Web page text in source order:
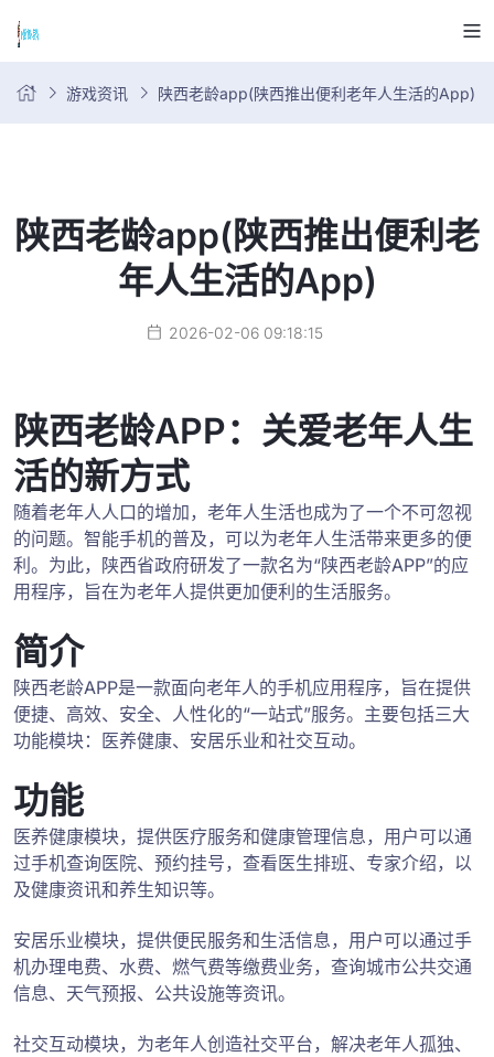
游戏资讯 陕西老龄app(陕西推出便利老年人生活的App)
陕西老龄app(陕西推出便利老
年人生活的App)
2026-02-06 09:18:15
陕西老龄APP：关爱老年人生
活的新方式
随着老年人人口的增加，老年人生活也成为了一个不可忽视
的问题。智能手机的普及，可以为老年人生活带来更多的便
利。为此，陕西省政府研发了一款名为“陕西老龄APP”的应
用程序，旨在为老年人提供更加便利的生活服务。
简介
陕西老龄APP是一款面向老年人的手机应用程序，旨在提供
便捷、高效、安全、人性化的“一站式”服务。主要包括三大
功能模块：医养健康、安居乐业和社交互动。
功能
医养健康模块，提供医疗服务和健康管理信息，用户可以通
过手机查询医院、预约挂号，查看医生排班、专家介绍，以
及健康资讯和养生知识等。
安居乐业模块，提供便民服务和生活信息，用户可以通过手
机办理电费、水费、燃气费等缴费业务，查询城市公共交通
信息、天气预报、公共设施等资讯。
社交互动模块，为老年人创造社交平台，解决老年人孤独、